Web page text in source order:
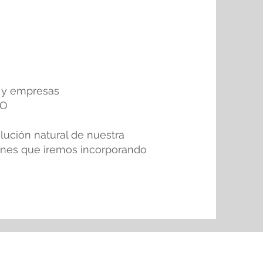
empresas
natural de nuestra
que iremos incorporando